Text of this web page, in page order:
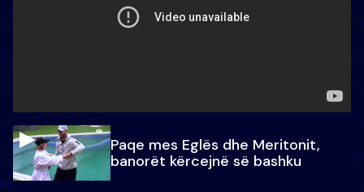
Paqe mes Eglës dhe Meritonit,
banorët kërcejnë së bashku